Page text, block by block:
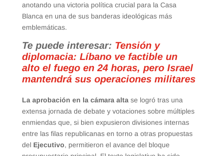
anotando una victoria política crucial para la Casa
Blanca en una de sus banderas ideológicas más
emblemáticas.
Te puede interesar: Tensión y
diplomacia: Líbano ve factible un
alto el fuego en 24 horas, pero Israel
mantendrá sus operaciones militares
La aprobación en la cámara alta se logró tras una
extensa jornada de debate y votaciones sobre múltiples
enmiendas que, si bien expusieron divisiones internas
entre las filas republicanas en torno a otras propuestas
del Ejecutivo, permitieron el avance del bloque